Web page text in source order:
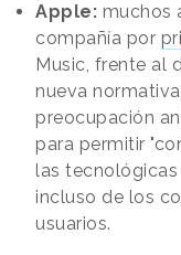
Apple: muchos
compañía por
Music, frente al
nueva
preocupación
para permitir
las
incluso de los
usuarios.